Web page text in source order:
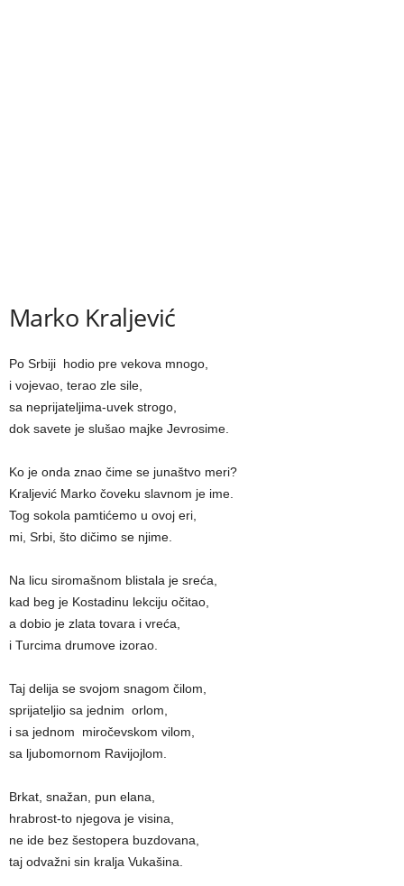
Marko Kralјević
Po Srbiji hodio pre vekova mnogo,
i vojevao, terao zle sile,
sa neprijatelјima-uvek strogo,
dok savete je slušao majke Jevrosime.
Ko je onda znao čime se junaštvo meri?
Kralјević Marko čoveku slavnom je ime.
Tog sokola pamtićemo u ovoj eri,
mi, Srbi, što dičimo se njime.
Na licu siromašnom blistala je sreća,
kad beg je Kostadinu lekciju očitao,
a dobio je zlata tovara i vreća,
i Turcima drumove izorao.
Taj delija se svojom snagom čilom,
sprijatelјio sa jednim orlom,
i sa jednom miročevskom vilom,
sa lјubomornom Ravijojlom.
Brkat, snažan, pun elana,
hrabrost-to njegova je visina,
ne ide bez šestopera buzdovana,
taj odvažni sin kralјa Vukašina.